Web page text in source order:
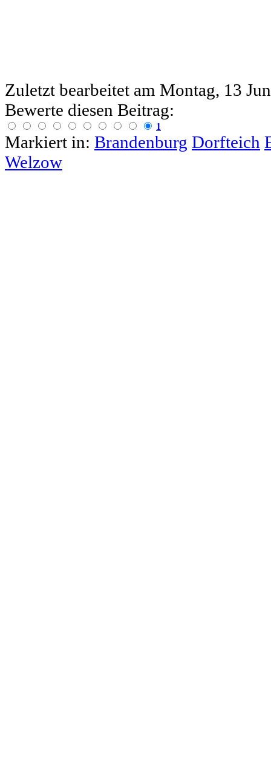
Zuletzt bearbeitet am Montag, 13
Bewerte diesen Beitrag:
1
Markiert in: Brandenburg Dorfteich
Welzow